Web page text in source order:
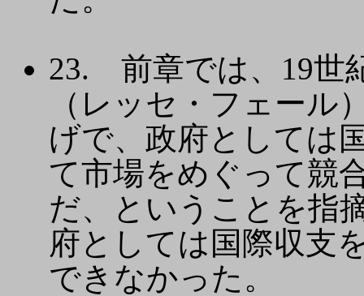
23. 前章では、19世
（レッセ・フェール
げで、政府としては
て市場をめぐって競
だ、ということを指
府としては国際収支
できなかった。